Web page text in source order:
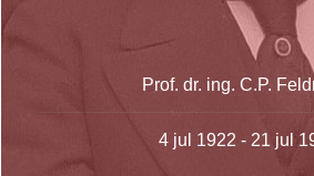
Prof. dr. ing. C.P.
4 jul 1922 - 21 jul